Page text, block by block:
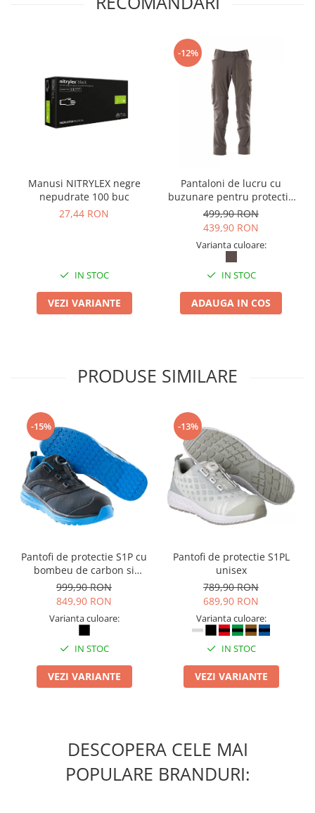
Manusi NITRYLEX negre
nepudrate 100 buc
27,44 RON
IN STOC
VEZI VARIANTE
-12%
Pantaloni de lucru cu
buzunare pentru protectie
la genunchi Mascot®
ACCELERATE
499,90 RON
439,90 RON
Varianta culoare:
IN STOC
ADAUGA IN COS
PRODUSE SIMILARE
-15%
Pantofi de protectie S1P cu
bombeu de carbon si
inchidere BOAÂ® Fit
999,90 RON
849,90 RON
Varianta culoare:
IN STOC
VEZI VARIANTE
-13%
Pantofi de protectie S1PL
unisex
789,90 RON
689,90 RON
Varianta culoare:
IN STOC
VEZI VARIANTE
DESCOPERA CELE MAI
POPULARE BRANDURI: